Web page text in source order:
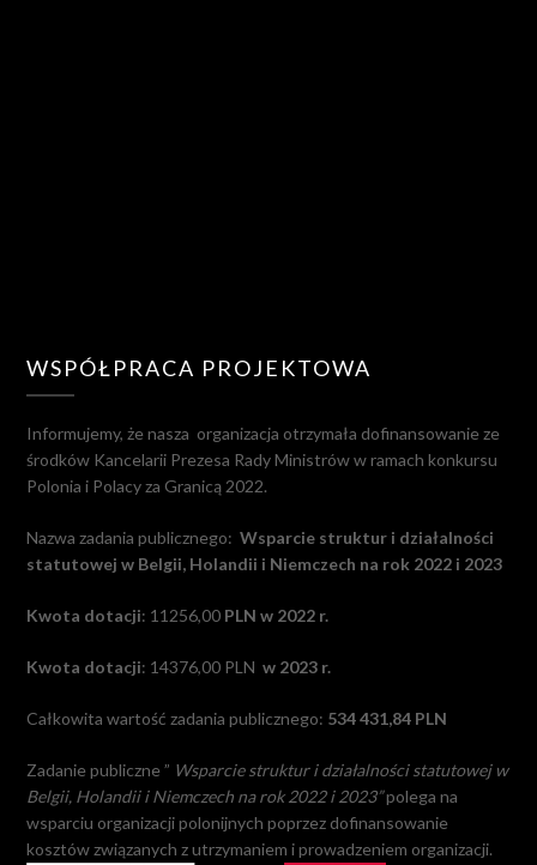
WSPÓŁPRACA PROJEKTOWA
Informujemy, że nasza organizacja otrzymała dofinansowanie ze
środków Kancelarii Prezesa Rady Ministrów w ramach konkursu
Polonia i Polacy za Granicą 2022.
Nazwa zadania publicznego: Wsparcie struktur i działalności
statutowej w Belgii, Holandii i Niemczech na rok 2022 i 2023
Kwota dotacji: 11256,00 PLN w 2022 r.
Kwota dotacji: 14376,00 PLN w 2023 r.
Całkowita wartość zadania publicznego: 534 431,84 PLN
Zadanie publiczne ” Wsparcie struktur i działalności statutowej w
Belgii, Holandii i Niemczech na rok 2022 i 2023”polega na
wsparciu organizacji polonijnych poprzez dofinansowanie
kosztów związanych z utrzymaniem i prowadzeniem organizacji.